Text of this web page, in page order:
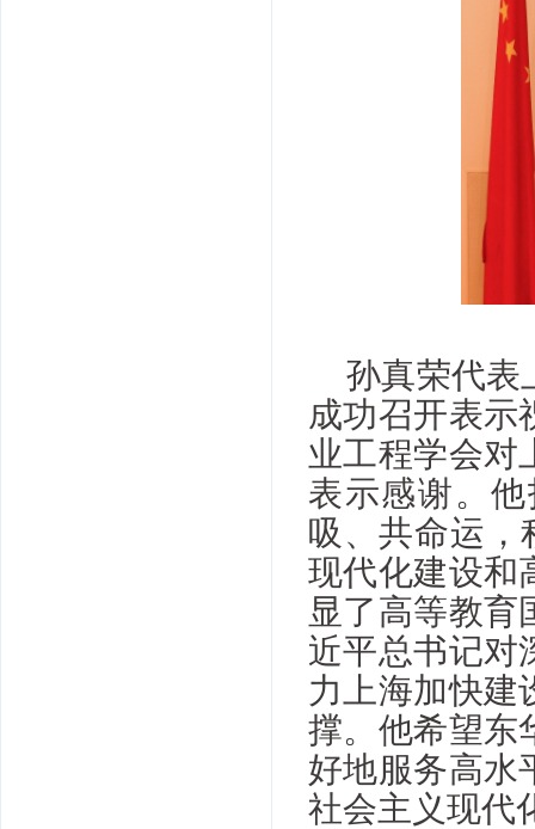
孙真荣代表
成功召开表示
业工程学会对
表示感谢。
吸、共命运，
现代化建设和
显了高等教育
近平总书记对
力上海加快建
撑。他希望东
好地服务高水
社会主义现代